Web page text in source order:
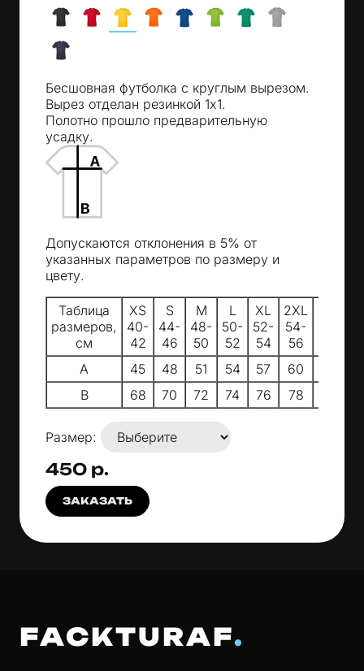
Бесшовная футболка с круглым вырезом.
Вырез отделан резинкой 1х1.
Полотно прошло предварительную
усадку.
Допускаются отклонения в 5% от
указанных параметров по размеру и
цвету.
Таблица
размеров,
см
XS
40-
42
S
44-
46
M
48-
50
L
50-
52
XL
52-
54
2XL
54-
56
A
45 48 51 54 57 60
B
68 70 72 74 76 78
Размер:
450 р.
ЗАКАЗАТЬ
FACKTURAF